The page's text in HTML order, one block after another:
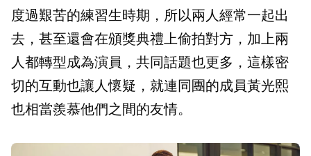
度過艱苦的練習生時期，所以兩人經常一起出
去，甚至還會在頒獎典禮上偷拍對方，加上兩
人都轉型成為演員，共同話題也更多，這樣密
切的互動也讓人懷疑，就連同團的成員黃光熙
也相當羨慕他們之間的友情。